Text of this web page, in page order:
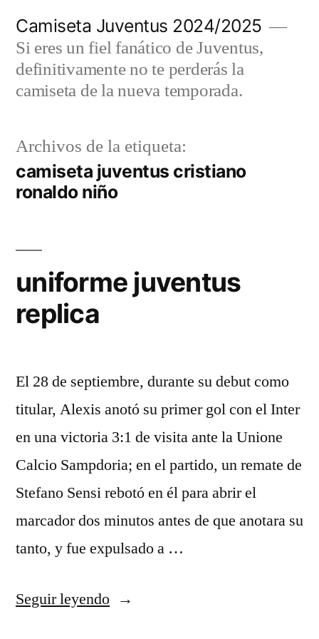
contenido
Camiseta Juventus 2024/2025
Si eres un fiel fanático de Juventus,
definitivamente no te perderás la
camiseta de la nueva temporada.
Archivos de la etiqueta:
camiseta juventus cristiano
ronaldo niño
uniforme juventus
replica
El 28 de septiembre, durante su debut como
titular, Alexis anotó su primer gol con el Inter
en una victoria 3:1 de visita ante la Unione
Calcio Sampdoria; en el partido, un remate de
Stefano Sensi rebotó en él para abrir el
marcador dos minutos antes de que anotara su
tanto, y fue expulsado a …
Seguir leyendo«uniforme